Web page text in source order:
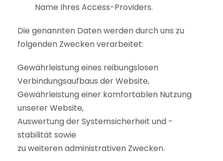
Name Ihres Access-Providers.
Die genannten Daten werden durch uns zu
folgenden Zwecken verarbeitet:
Gewährleistung eines reibungslosen
Verbindungsaufbaus der Website,
Gewährleistung einer komfortablen Nutzung
unserer Website,
Auswertung der Systemsicherheit und -
stabilität sowie
zu weiteren administrativen Zwecken.